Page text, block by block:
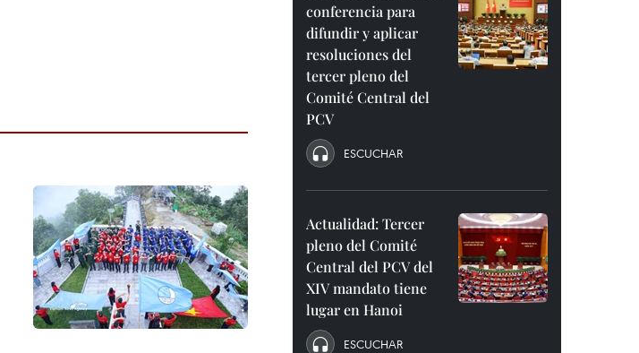
conferencia para
difundir y aplicar
resoluciones del
tercer pleno del
Comité Central del
PCV
ESCUCHAR
Actualidad: Tercer
pleno del Comité
Central del PCV del
XIV mandato tiene
lugar en Hanoi
ESCUCHAR